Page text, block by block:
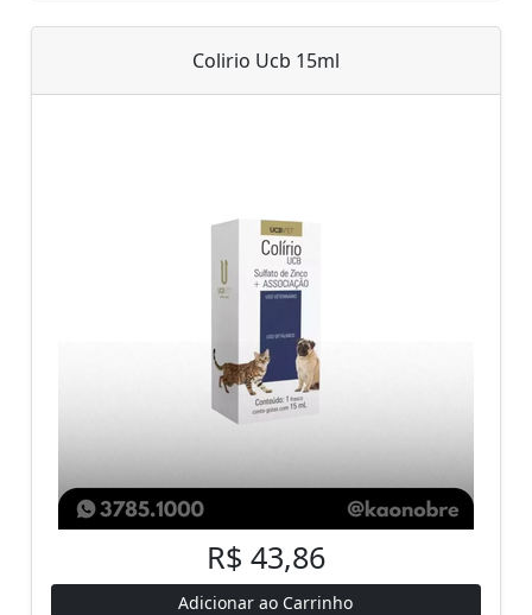
Colirio Ucb 15ml
R$ 43,86
Adicionar ao Carrinho